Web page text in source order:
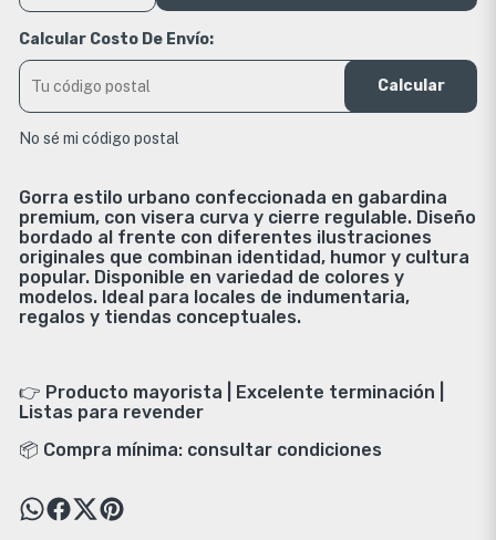
Calcular Costo De Envío:
Calcular
No sé mi código postal
Gorra estilo urbano confeccionada en gabardina
premium, con visera curva y cierre regulable. Diseño
bordado al frente con diferentes ilustraciones
originales que combinan identidad, humor y cultura
popular. Disponible en variedad de colores y
modelos. Ideal para locales de indumentaria,
regalos y tiendas conceptuales.
👉 Producto mayorista | Excelente terminación |
Listas para revender
📦 Compra mínima: consultar condiciones